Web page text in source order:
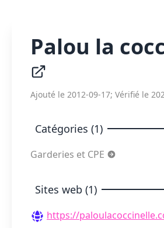
Palou la
Ajouté le 2012-09-17; Vérifié le
Catégories (1)
Garderies et CPE
Sites web (1)
https://